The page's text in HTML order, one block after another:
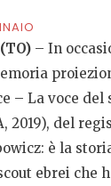
– In
– La voce del
2019), del
è la
ebrei che